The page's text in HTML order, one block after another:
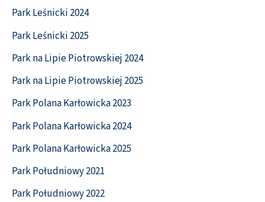
Park Leśnicki 2024
Park Leśnicki 2025
Park na Lipie Piotrowskiej 2024
Park na Lipie Piotrowskiej 2025
Park Polana Karłowicka 2023
Park Polana Karłowicka 2024
Park Polana Karłowicka 2025
Park Południowy 2021
Park Południowy 2022